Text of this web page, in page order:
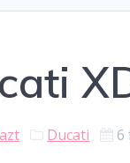
Ducati 6